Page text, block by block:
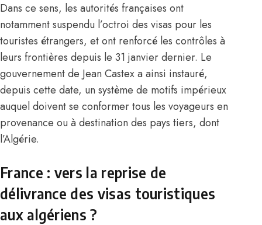
Dans ce sens, les autorités françaises ont
notamment suspendu l’octroi des visas pour les
touristes étrangers, et ont renforcé les contrôles à
leurs frontières depuis le 31 janvier dernier. Le
gouvernement de Jean Castexa ainsi instauré,
depuis cette date, un système de motifs impérieux
auquel doivent se conformer tous les voyageurs en
provenance ou à destination des pays tiers, dont
l’Algérie.
France : vers la reprise de
délivrance des visas touristiques
aux algériens ?